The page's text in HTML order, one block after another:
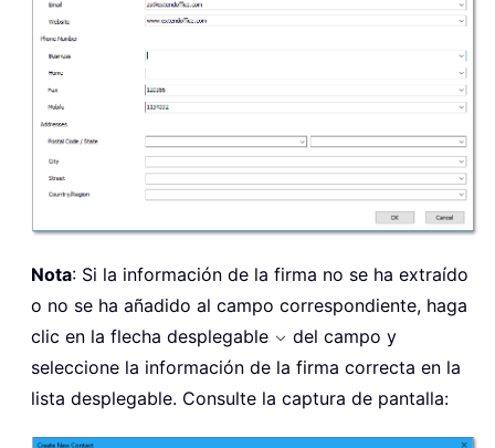
Nota: Si la información de la firma no se ha extraído
o no se ha añadido al campo correspondiente, haga
clic en la flecha desplegable
del campo y
seleccione la información de la firma correcta en la
lista desplegable. Consulte la captura de pantalla: